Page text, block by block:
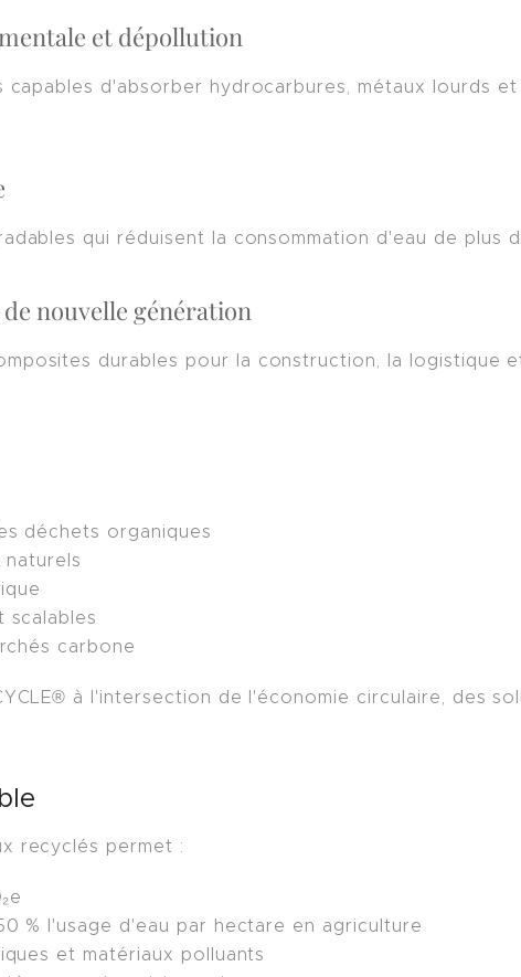
et dépollution
capables d'absorber hydrocarbures, métaux lourds
qui réduisent la consommation d'eau de plus
nouvelle génération
durables pour la construction, la logistique
déchets organiques
naturels
scalables
carbone
à l'intersection de l'économie circulaire, des
recyclés permet :
% l'usage d'eau par hectare en agriculture
et matériaux polluants